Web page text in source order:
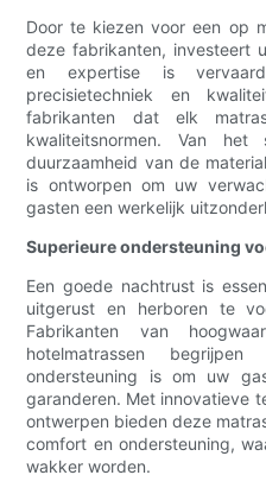
Door te kiezen voor een op
deze fabrikanten, investeert
en expertise is
precisietechniek en
fabrikanten dat elk
kwaliteitsnormen. Van
duurzaamheid van de
is ontworpen om uw
gasten een werkelijk
Superieure ondersteuning
Een goede nachtrust is
uitgerust en herboren te
Fabrikanten van
hotelmatrassen
ondersteuning is om uw
garanderen. Met innovatieve
ontwerpen bieden deze
comfort en ondersteuning,
wakker worden.